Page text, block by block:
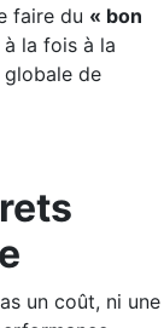
faire du « bon
la fois à la
globale de
un coût, ni une